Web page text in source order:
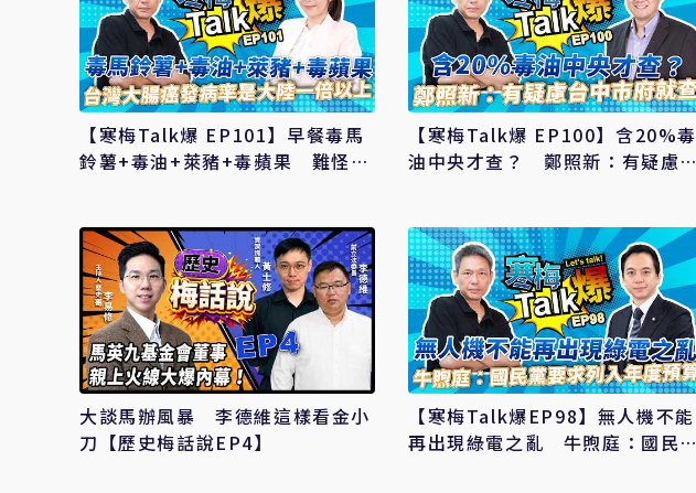
【寒梅Talk爆 EP101】早餐毒馬
鈴薯+毒油+萊豬+毒蘋果 難怪台
【寒梅Talk爆 EP100】含20%毒
油中央才查？ 鄭照新：有疑慮台
大談馬辦風暴 李德維這樣看金小
刀【歷史梅話說EP4】
【寒梅Talk爆EP98】無人機不能
再出現綠電之亂 牛煦庭：國民黨